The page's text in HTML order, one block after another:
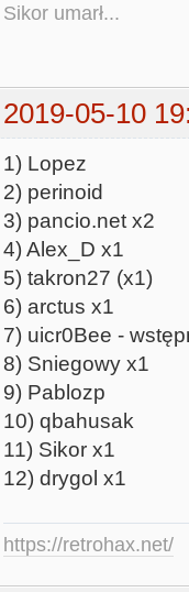
Sikor umarł...
2019-05-10
1) Lopez
2) perinoid
3) pancio.net x2
4) Alex_D x1
5) takron27 (x1)
6) arctus x1
7) uicr0Bee -
8) Sniegowy x1
9) Pablozp
10) qbahusak
11) Sikor x1
12) drygol x1
https://retrohax.net/